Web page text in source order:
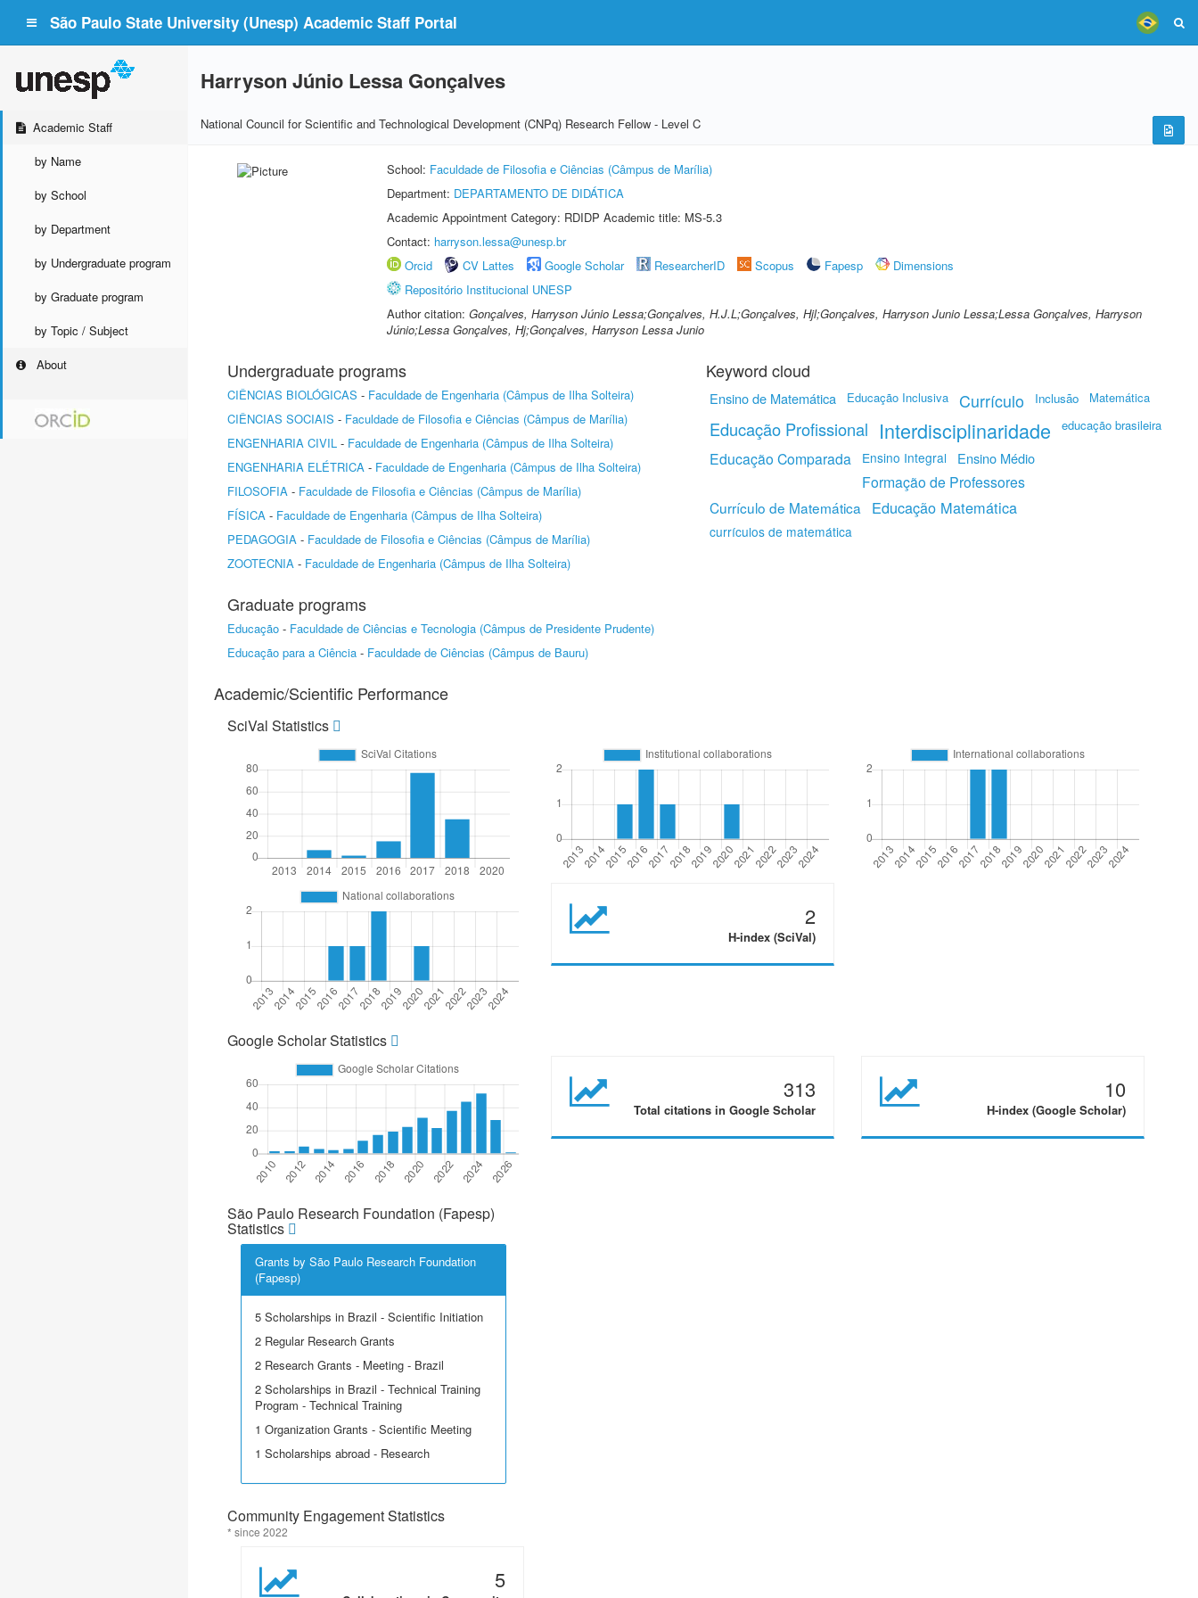
São Paulo State University (Unesp) Academic Staff Portal
Academic Staff
by Name
by School
by Department
by Undergraduate program
by Graduate program
by Topic / Subject
About
Harryson Júnio Lessa Gonçalves
National Council for Scientific and Technological Development (CNPq) Research Fellow - Level C
School: Faculdade de Filosofia e Ciências (Câmpus de Marília)
Department: DEPARTAMENTO DE DIDÁTICA
Academic Appointment Category: RDIDP Academic title: MS-5.3
Contact: harryson.lessa@unesp.br
Orcid
CV Lattes Google Scholar ResearcherID Scopus Fapesp
Dimensions
Repositório Institucional UNESP
Author citation: Gonçalves, Harryson Júnio Lessa;Gonçalves, H.J.L;Gonçalves, Hjl;Gonçalves, Harryson Junio Lessa;Lessa Gonçalves, Harryson
Júnio;Lessa Gonçalves, Hj;Gonçalves, Harryson Lessa Junio
Undergraduate programs
CIÊNCIAS BIOLÓGICAS - Faculdade de Engenharia (Câmpus de Ilha Solteira)
CIÊNCIAS SOCIAIS - Faculdade de Filosofia e Ciências (Câmpus de Marília)
ENGENHARIA CIVIL - Faculdade de Engenharia (Câmpus de Ilha Solteira)
ENGENHARIA ELÉTRICA - Faculdade de Engenharia (Câmpus de Ilha Solteira)
FILOSOFIA - Faculdade de Filosofia e Ciências (Câmpus de Marília)
FÍSICA - Faculdade de Engenharia (Câmpus de Ilha Solteira)
PEDAGOGIA - Faculdade de Filosofia e Ciências (Câmpus de Marília)
ZOOTECNIA - Faculdade de Engenharia (Câmpus de Ilha Solteira)
Graduate programs
Educação - Faculdade de Ciências e Tecnologia (Câmpus de Presidente Prudente)
Educação para a Ciência - Faculdade de Ciências (Câmpus de Bauru)
Keyword cloud
Ensino de Matemática Educação Inclusiva Currículo Inclusão Matemática
Educação Profissional Interdisciplinaridade educação brasileira
Educação Comparada Ensino Integral Ensino Médio
Formação de Professores
Currículo de Matemática Educação Matemática
currículos de matemática
Academic/Scientific Performance
SciVal Statistics
2
H-index (SciVal)
Google Scholar Statistics
313
Total citations in Google Scholar
10
H-index (Google Scholar)
São Paulo Research Foundation (Fapesp)
Statistics
Grants by São Paulo Research Foundation
(Fapesp)
5 Scholarships in Brazil - Scientific Initiation
2 Regular Research Grants
2 Research Grants - Meeting - Brazil
2 Scholarships in Brazil - Technical Training
Program - Technical Training
1 Organization Grants - Scientific Meeting
1 Scholarships abroad - Research
Community Engagement Statistics
* since 2022
5